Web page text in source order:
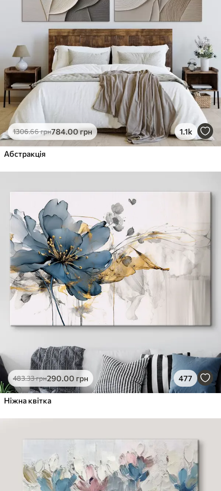
1306.66грн784.00грн 1.1k
Абстракція
483.33грн290.00 грн 477
Ніжна квітка